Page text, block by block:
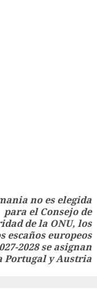
no es elegida
para el Consejo de
de la ONU, los
escaños europeos
2028 se asignan
Portugal y Austria